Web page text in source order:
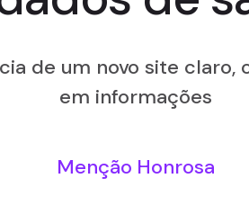
de um novo site
em informações
Menção Honrosa